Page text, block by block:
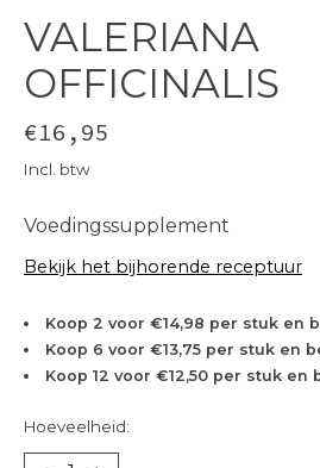
VALERIANA
OFFICINALIS
€16,95
Incl. btw
Voedingssupplement
Bekijk het bijhorende receptuur
Koop 2 voor €14,98 per stuk en
Koop 6 voor €13,75 per stuk en
Koop 12 voor €12,50 per stuk en
Hoeveelheid: